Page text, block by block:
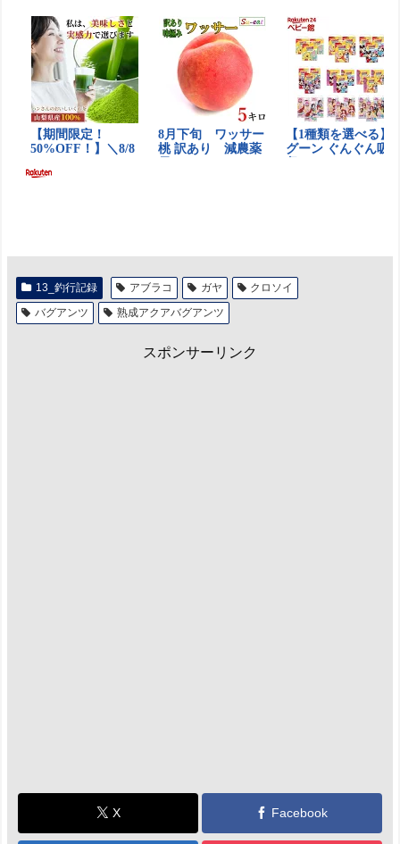
13_釣行記録 アブラコ ガヤ
クロソイ
バグアンツ
熟成アクアバグアンツ
スポンサーリンク
X Facebook